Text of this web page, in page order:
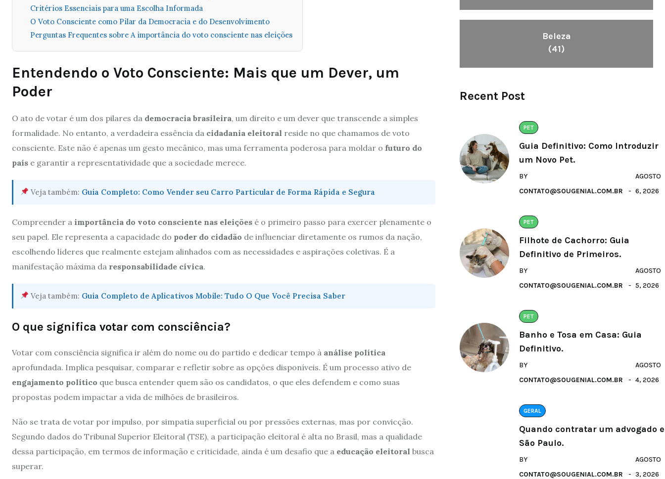
Critérios Essenciais para uma Escolha Informada
O Voto Consciente como Pilar da Democracia e do Desenvolvimento
Perguntas Frequentes sobre A importância do voto consciente nas eleições
Entendendo o Voto Consciente: Mais que um Dever, um
Poder
O ato de votar é um dos pilares da democracia brasileira, um direito e um dever que transcende a simples
formalidade. No entanto, a verdadeira essência da cidadania eleitoral reside no que chamamos de voto
consciente. Este não é apenas um gesto mecânico, mas uma ferramenta poderosa para moldar o futuro do
país e garantir a representatividade que a sociedade merece.
Veja também: Guia Completo: Como Vender seu Carro Particular de Forma Rápida e Segura
Compreender a importância do voto consciente nas eleições é o primeiro passo para exercer plenamente o
seu papel. Ele representa a capacidade do poder do cidadão de influenciar diretamente os rumos da nação,
escolhendo líderes que realmente estejam alinhados com as necessidades e aspirações coletivas. É a
manifestação máxima da responsabilidade cívica.
Veja também: Guia Completo de Aplicativos Mobile: Tudo O Que Você Precisa Saber
O que significa votar com consciência?
Votar com consciência significa ir além do nome ou do partido e dedicar tempo à análise política
aprofundada. Implica pesquisar, comparar e refletir sobre as opções disponíveis. É um processo ativo de
engajamento político que busca entender quem são os candidatos, o que eles defendem e como suas
propostas podem impactar a vida de milhões de brasileiros.
Não se trata de votar por impulso, por simpatia superficial ou por pressões externas, mas por convicção.
Segundo dados do Tribunal Superior Eleitoral (TSE), a participação eleitoral é alta no Brasil, mas a qualidade
dessa participação, em termos de informação e criticidade, ainda é um desafio que a educação eleitoral busca
superar.
Beleza
(41)
Recent Post
PET
Guia Definitivo: Como Introduzir
um Novo Pet.
BY
CONTATO@SOUGENIAL.COM.BR
AGOSTO
6, 2026
PET
Filhote de Cachorro: Guia
Definitivo de Primeiros.
BY
CONTATO@SOUGENIAL.COM.BR
AGOSTO
5, 2026
PET
Banho e Tosa em Casa: Guia
Definitivo.
BY
CONTATO@SOUGENIAL.COM.BR
AGOSTO
4, 2026
GERAL
Quando contratar um advogado
São Paulo.
BY
CONTATO@SOUGENIAL.COM.BR
AGOSTO
3, 2026